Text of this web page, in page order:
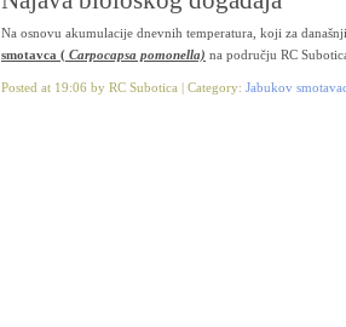
Na osnovu akumulacije dnevnih temperatura, koji za
smotavca ( Carpocapsa pomonella) na području RC
Posted at 19:06 by RC Subotica | Category: Jabukov